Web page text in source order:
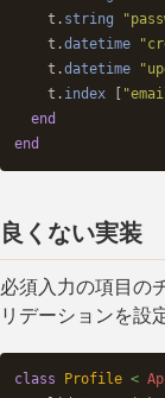
t . string
t .datetime
t .datetime
t . index [
end
end
良くない実装
必須入力の項目の
リデーションを設
class Profile <